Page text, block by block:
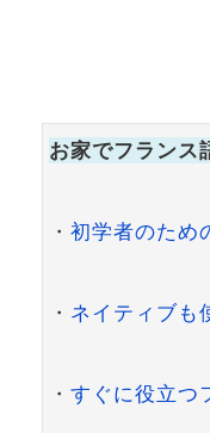
お家でフラン
・初学者のため
・ ネイティブも
・すぐに役立つ